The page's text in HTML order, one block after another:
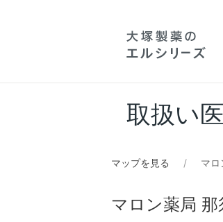
取扱い
マップを見る マロ
マロン薬局 那